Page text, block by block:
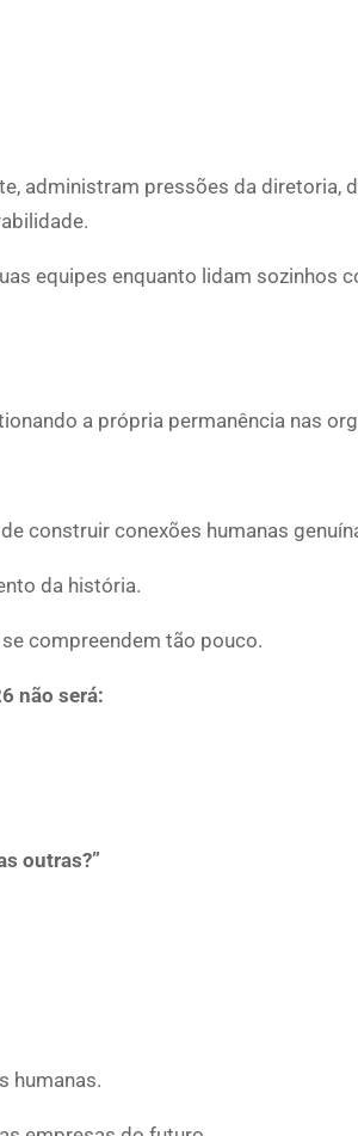
administram pressões da diretoria,
equipes enquanto lidam sozinhos
a própria permanência nas
construir conexões humanas
da história.
compreendem tão pouco.
não será:
outras?”
humanas.